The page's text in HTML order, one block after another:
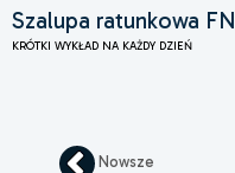
Szalupa ratunkowa FN
KRÓTKI WYKŁAD NA KAŻDY DZIEŃ
Nowsze